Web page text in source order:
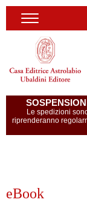
Le spedizioni
riprenderanno
eBook